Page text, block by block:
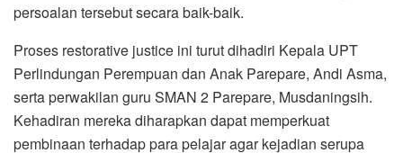
persoalan tersebut secara baik-baik.
Proses restorative justice ini turut dihadiri Kepala UPT
Perlindungan Perempuan dan Anak Parepare, Andi Asma,
serta perwakilan guru SMAN 2 Parepare, Musdaningsih.
Kehadiran mereka diharapkan dapat memperkuat
pembinaan terhadap para pelajar agar kejadian serupa